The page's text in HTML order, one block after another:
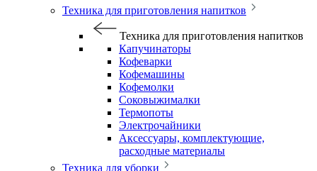
Техника для приготовления напитков
Техника для приготовления напитков
Капучинаторы
Кофеварки
Кофемашины
Кофемолки
Соковыжималки
Термопоты
Электрочайники
Аксессуары, комплектующие,
расходные материалы
Техника для уборки